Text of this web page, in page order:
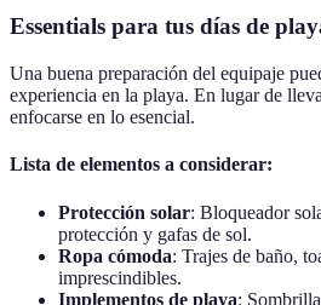
Essentials para tus días de
Una buena preparación del equipaje
experiencia en la playa. En lugar de
enfocarse en lo esencial.
Lista de elementos a considerar:
Protección solar: Bloqueador
protección y gafas de sol.
Ropa cómoda: Trajes de baño,
imprescindibles.
Implementos de playa: